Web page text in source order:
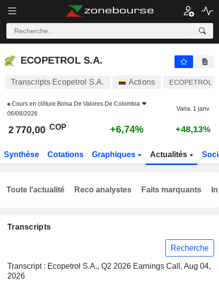
ECOPETROL S.A.
ECOPETROL S.A.
Transcripts Ecopetrol S.A. Actions ECOPETROL
Cours en clôture Bolsa De Valores De Colombia
06/08/2026
Varia. 1 janv.
2 770,00 COP +6,74% +48,13%
Synthèse Cotations Graphiques Actualités
Transcripts
Recherche
Transcript : Ecopetrol S.A., Q2 2026 Earnings Call, Aug 04,
2026
Toute l'actualité Reco analystes Faits marquants